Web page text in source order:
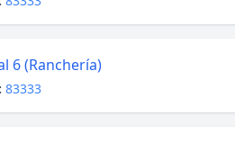
6 (Ranchería)
83333